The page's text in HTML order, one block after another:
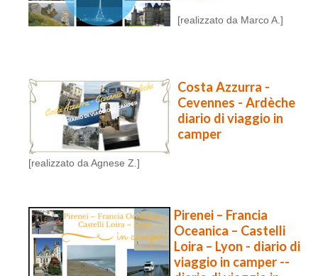
[realizzato da Marco A.]
Costa Azzurra -
Cevennes - Ardèche
diario di viaggio in
camper
[realizzato da Agnese Z.]
Pirenei – Francia
Oceanica – Castelli
Loira – Lyon - diario di
viaggio in camper --